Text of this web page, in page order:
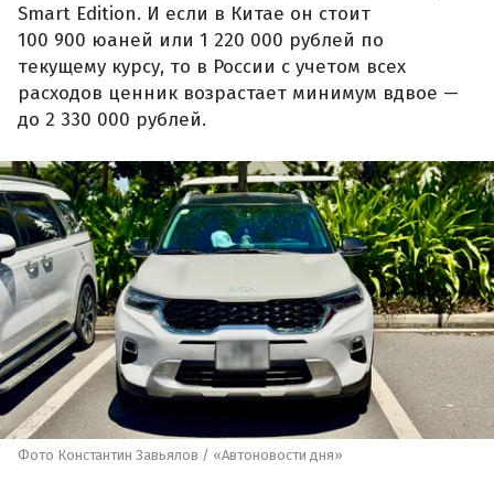
Smart Edition. И если в Китае он стоит
100 900 юаней или 1 220 000 рублей по
текущему курсу, то в России с учетом всех
расходов ценник возрастает минимум вдвое —
до 2 330 000 рублей.
Фото Константин Завьялов / «Автоновости дня»